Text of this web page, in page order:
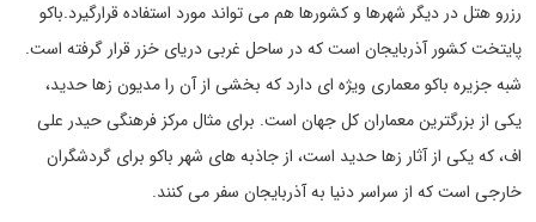
رزرو هتل در دیگر شهرها و کشورها هم می تواند مورد استفاده قرارگیرد.باکو
پایتخت کشور آذربایجان است که در ساحل غربی دریای خزر قرار گرفته است.
شبه جزیره باکو معماری ویژه ای دارد که بخشی از آن را مدیون زها حدید،
یکی از بزرگترین معماران کل جهان است. برای مثال مرکز فرهنگی حیدر علی
اف، که یکی از آثار زها حدید است، از جاذبه های شهر باکو برای گردشگران
خارجی است که از سراسر دنیا به آذربایجان سفر می کنند.